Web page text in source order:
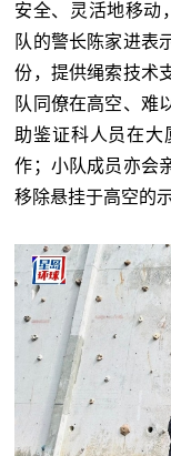
安全、灵活地移动
队的警长陈家进表
份，提供绳索技术
队同僚在高空、难
助鉴证科人员在大
作；小队成员亦会
移除悬挂于高空的